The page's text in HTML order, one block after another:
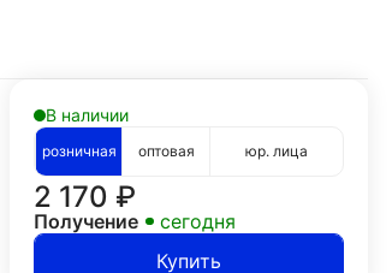
В наличии
розничная оптовая юр. лица
2 170 ₽
Получение
сегодня
Купить